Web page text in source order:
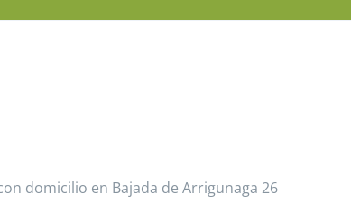
domicilio en Bajada de Arrigunaga 26